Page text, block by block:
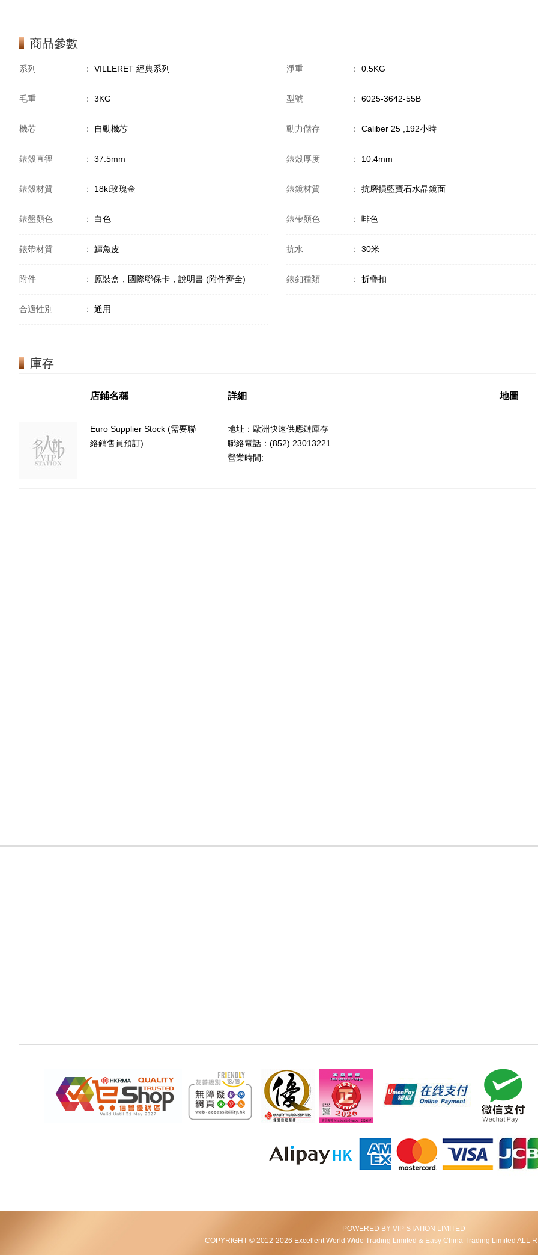
商品參數
系列 ： VILLERET 經典系列 淨重 ： 0.5KG
毛重 ： 3KG 型號 ： 6025-3642-55B
機芯 ： 自動機芯 動力儲存 ： Caliber 25 ,192小時
錶殼直徑 ： 37.5mm 錶殼厚度 ： 10.4mm
錶殼材質 ： 18kt玫瑰金 錶鏡材質 ： 抗磨損藍寶石水晶鏡面
錶盤顏色 ： 白色 錶帶顏色 ： 啡色
錶帶材質 ： 鱷魚皮 抗水 ： 30米
附件 ： 原裝盒，國際聯保卡，說明書 (附件齊全) 錶釦種類 ： 折疊扣
合適性別 ： 通用
庫存
店鋪名稱 詳細 地圖
Euro Supplier Stock (需要聯
絡銷售員預訂)
地址：歐洲快速供應鏈庫存
聯絡電話：(852) 23013221
營業時間:
POWERED BY VIP STATION LIMITED
COPYRIGHT © 2012-2026 Excellent World Wide Trading Limited & Easy China Trading Limited ALL